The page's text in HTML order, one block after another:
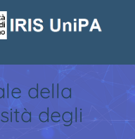
della
degli